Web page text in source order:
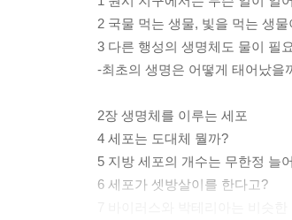
2 국물 먹는 생물, 빛을 먹는 생
3 다른 행성의 생명체도 물이 필
-최초의 생명은 어떻게 태어났을
2장 생명체를 이루는 세포
4 세포는 도대체 뭘까?
5 지방 세포의 개수는 무한정 늘
6 세포가 셋방살이를 한다고?